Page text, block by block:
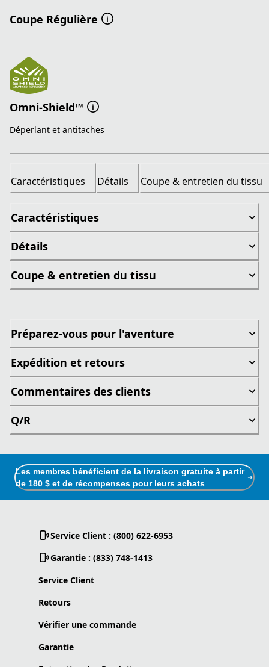
Coupe Régulière
Omni-Shield™
Déperlant et antitaches
Caractéristiques Détails Coupe & entretien du tissu
Caractéristiques
Détails
Coupe & entretien du tissu
Préparez-vous pour l'aventure
Expédition et retours
Commentaires des clients
Q/R
Les membres bénéficient de la livraison gratuite à partir
de 180 $ et de récompenses pour leurs achats
Service Client : (800) 622-6953
Garantie : (833) 748-1413
Service Client
Retours
Vérifier une commande
Garantie